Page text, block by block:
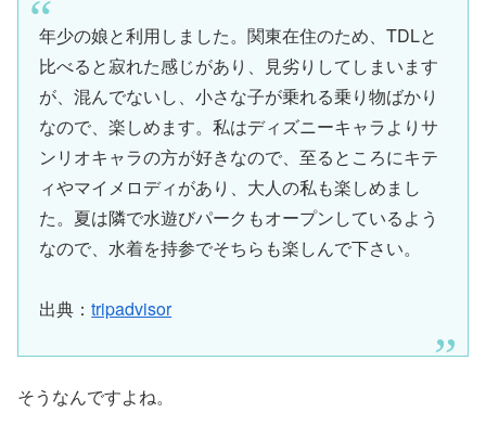
年少の娘と利用しました。関東在住のため、TDLと
比べると寂れた感じがあり、見劣りしてしまいます
が、混んでないし、小さな子が乗れる乗り物ばかり
なので、楽しめます。私はディズニーキャラよりサ
ンリオキャラの方が好きなので、至るところにキテ
ィやマイメロディがあり、大人の私も楽しめまし
た。夏は隣で水遊びパークもオープンしているよう
なので、水着を持参でそちらも楽しんで下さい。
出典：tripadvisor
そうなんですよね。